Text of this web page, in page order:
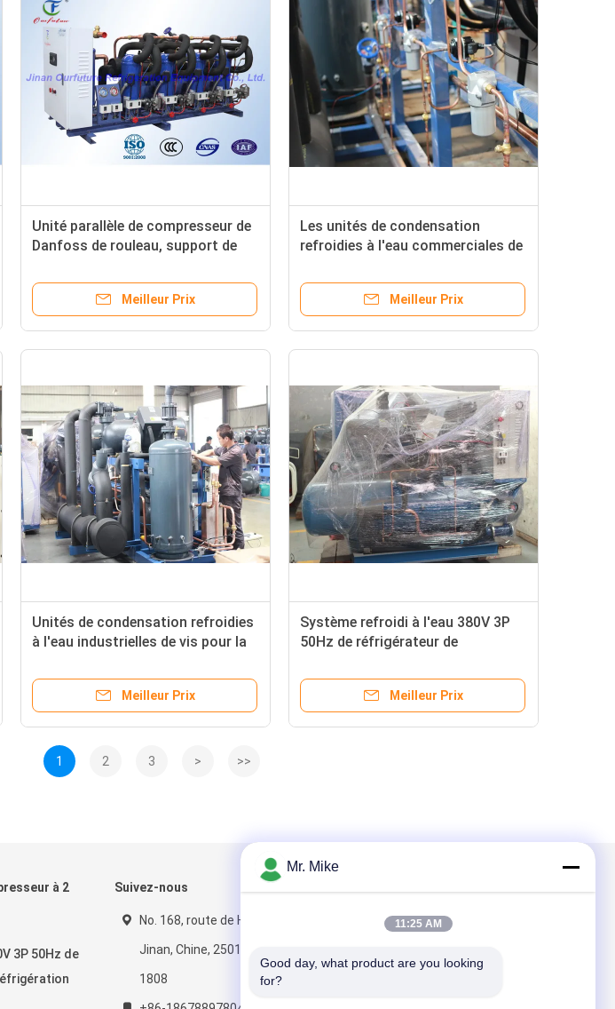
Unité parallèle de compresseur de
Danfoss de rouleau, support de
Meilleur Prix
Les unités de condensation
refroidies à l'eau commerciales de
industriel
Meilleur Prix
Unités de condensation refroidies
à l'eau industrielles de vis pour la
Meilleur Prix
Système refroidi à l'eau 380V 3P
50Hz de réfrigérateur de
Meilleur Prix
1 2 3 > >>
à 2
3P 50Hz de
Suivez-nous
No. 168, route de Huayuan,
Jinan, Chine, 250100 du Rm
1808
Mr. Mike
11:25 AM
Good day, what product are you looking
for?